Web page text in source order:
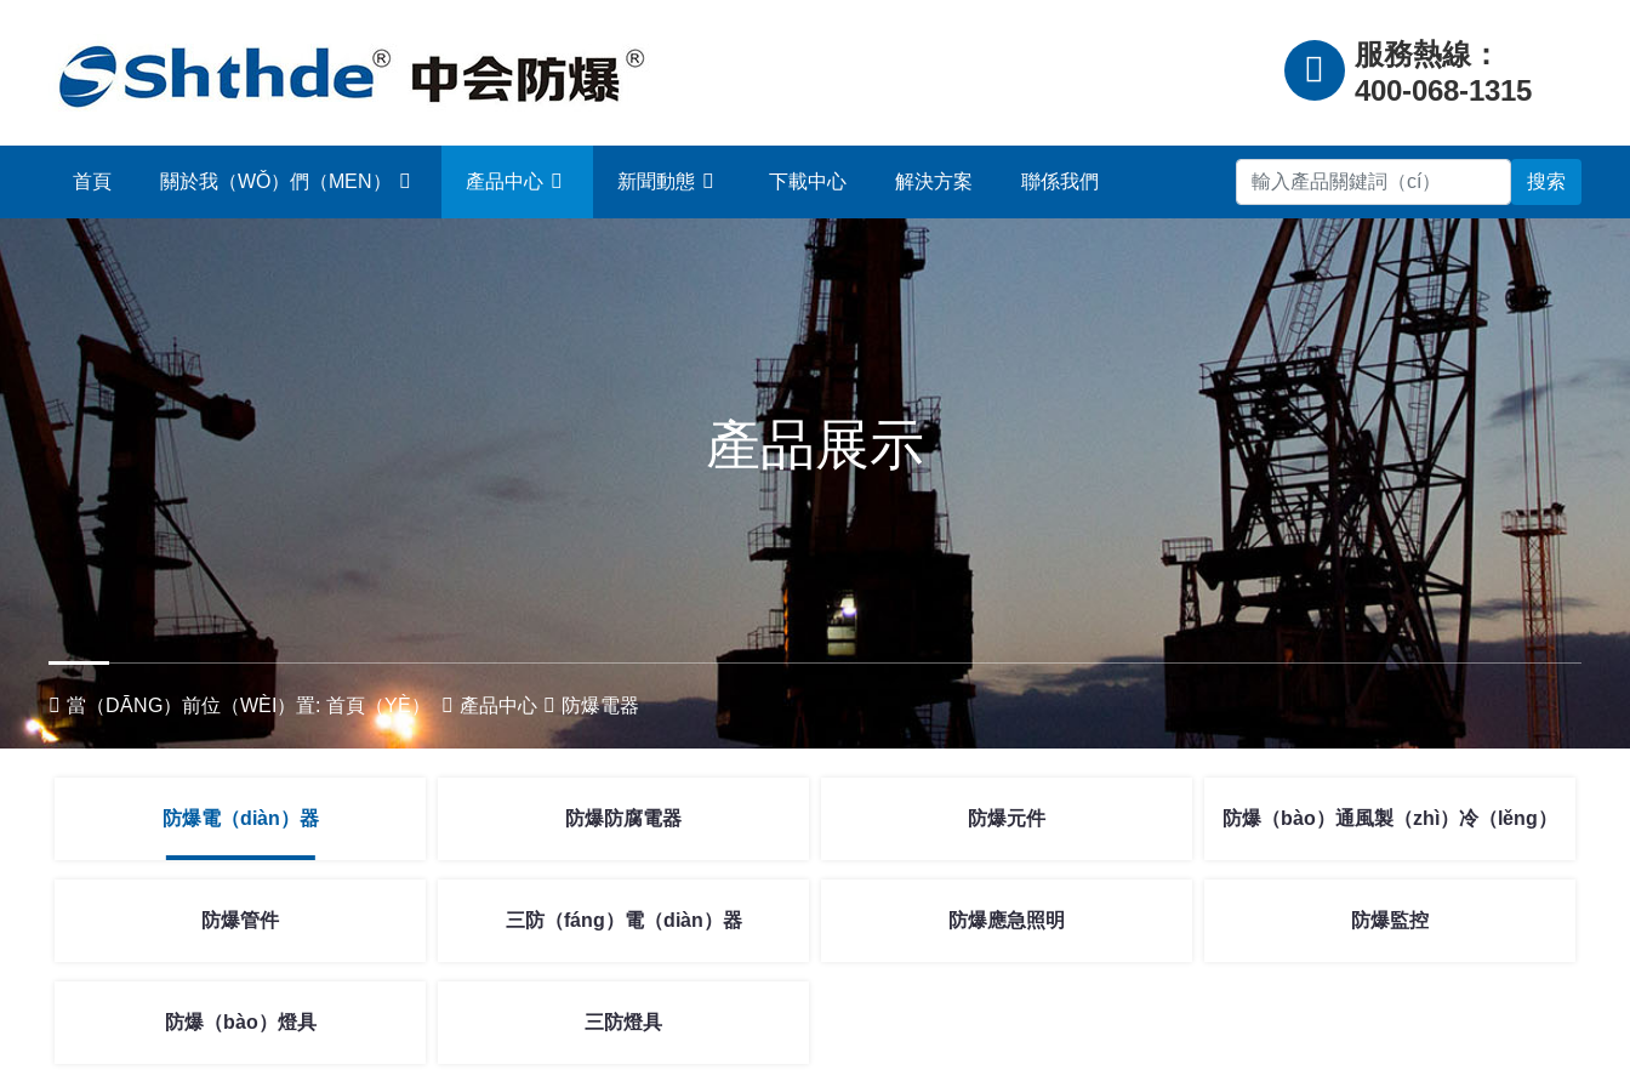
服務熱線：
400-068-1315
首頁 關於我（WǑ）們（MEN） 產品中心 新聞動態 下載中心 解決方案 聯係我們
產品展示
當（DĀNG）前位（WÈI）置: 首頁（YÈ） 產品中心 防爆電器
防爆電（diàn）器 防爆防腐電器 防爆元件 防爆（bào）通風製（zhì）冷（lěng）
防爆管件 三防（fáng）電（diàn）器 防爆應急照明 防爆監控
防爆（bào）燈具 三防燈具